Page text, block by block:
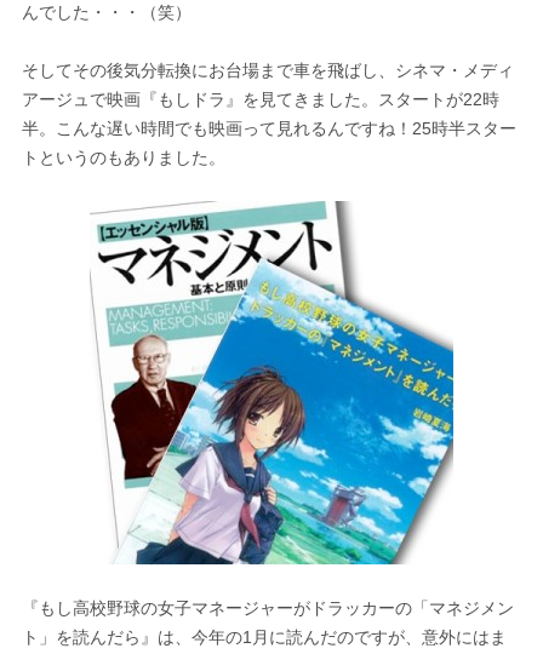
んでした・・・（笑）
そしてその後気分転換にお台場まで車を飛ばし、シネマ・メディ
アージュで映画『もしドラ』を見てきました。スタートが22時
半。こんな遅い時間でも映画って見れるんですね！25時半スター
トというのもありました。
『もし高校野球の女子マネージャーがドラッカーの「マネジメン
ト」を読んだら』は、今年の1月に読んだのですが、意外にはま